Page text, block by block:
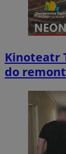
Kinoteatr
do